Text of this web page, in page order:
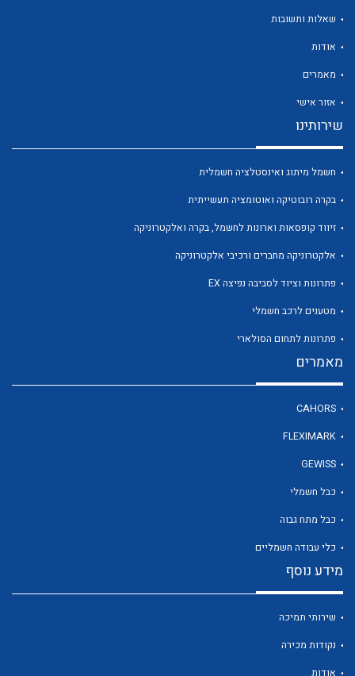
לכל מוצרי היצרן
שאלות ותשובות
אודות
מאמרים
אזור אישי
שירותינו
חשמל מיתוג ואינסטלציה חשמלית
בקרה רובוטיקה ואוטומציה תעשייתית
זיווד קופסאות וארונות לחשמל, בקרה ואלקטרוניקה
אלקטרוניקה מחברים ורכיבי אלקטרוניקה
פתרונות וציוד לסביבה נפיצה EX
מטענים לרכב חשמלי
פתרונות לתחום הסולארי
מאמרים
CAHORS
FLEXIMARK
GEWISS
כבל חשמלי
כבל מתח גבוה
כלי עבודה חשמליים
מידע נוסף
שירותי תמיכה
נקודות מכירה
אודות